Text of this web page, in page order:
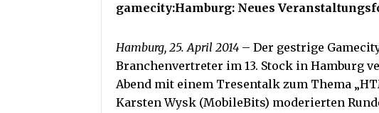
gamecity:Hamburg: Neues
Hamburg, 25. April 2014 – Der gestrige
Branchenvertreter im 13. Stock in Hamburg
Abend mit einem Tresentalk zum Thema
Karsten Wysk (MobileBits) moderierten